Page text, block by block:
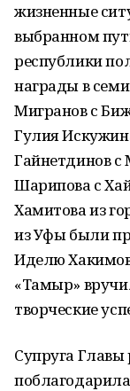
жизненные
выбранном
республики
награды в
Мигранов с
Гулия
Гайнетдинов с
Шарипова с
Хамитова из
из Уфы были
Иделю
«Тамыр»
творческие
Супруга Главы